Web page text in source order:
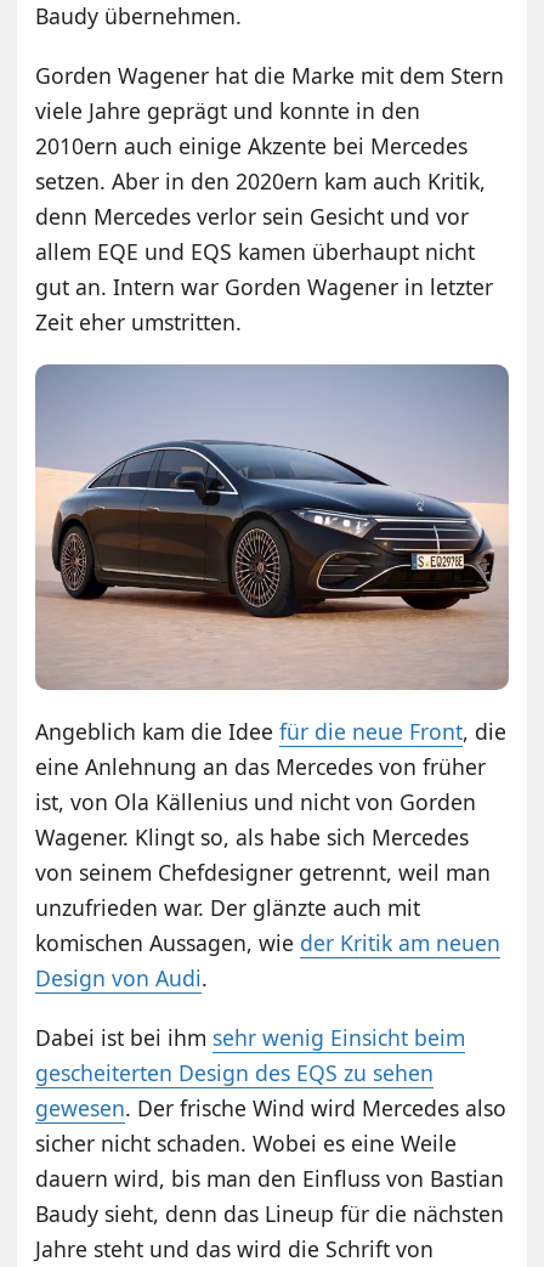
Baudy übernehmen.
Gorden Wagener hat die Marke mit dem Stern
viele Jahre geprägt und konnte in den
2010ern auch einige Akzente bei Mercedes
setzen. Aber in den 2020ern kam auch Kritik,
denn Mercedes verlor sein Gesicht und vor
allem EQE und EQS kamen überhaupt nicht
gut an. Intern war Gorden Wagener in letzter
Zeit eher umstritten.
Angeblich kam die Ideefür die neue Front, die
eine Anlehnung an das Mercedes von früher
ist, von Ola Källenius und nicht von Gorden
Wagener. Klingt so, als habe sich Mercedes
von seinem Chefdesigner getrennt, weil man
unzufrieden war. Der glänzte auch mit
komischen Aussagen, wie der Kritik am neuen
Design von Audi.
Dabei ist bei ihm sehr wenig Einsicht beim
gescheiterten Design des EQS zu sehen
gewesen. Der frische Wind wird Mercedes also
sicher nicht schaden. Wobei es eine Weile
dauern wird, bis man den Einfluss von Bastian
Baudy sieht, denn das Lineup für die nächsten
Jahre steht und das wird die Schrift von